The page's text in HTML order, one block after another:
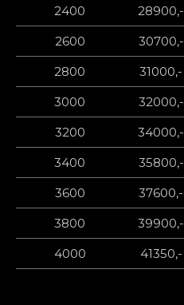
2400
28900,-
2600
30700,-
2800
31000,-
3000
32000,-
3200
34000,-
3400
35800,-
3600
37600,-
3800
39900,-
4000
41350,-